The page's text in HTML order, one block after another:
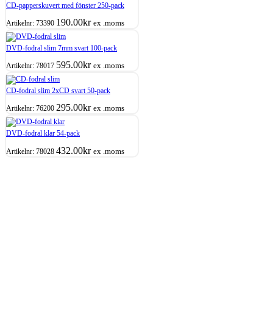
CD-papperskuvert med fönster 250-pack
Artikelnr: 73390 190.00kr ex .moms
DVD-fodral slim 7mm svart 100-pack
Artikelnr: 78017 595.00kr ex .moms
CD-fodral slim 2xCD svart 50-pack
Artikelnr: 76200 295.00kr ex .moms
DVD-fodral klar 54-pack
Artikelnr: 78028 432.00kr ex .moms